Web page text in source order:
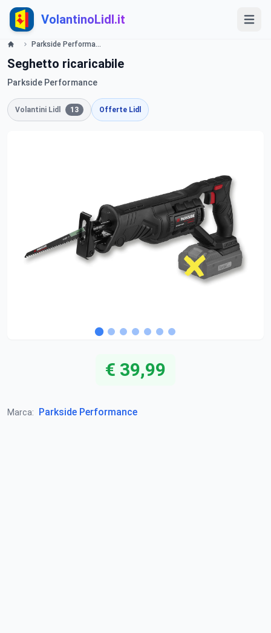
VolantinoLidl.it
Parkside Performance: il tuo alleato per il fai da te Lidl
Seghetto ricaricabile
Parkside Performance
Volantini Lidl 13 Offerte Lidl
€ 39,99
Marca: Parkside Performance